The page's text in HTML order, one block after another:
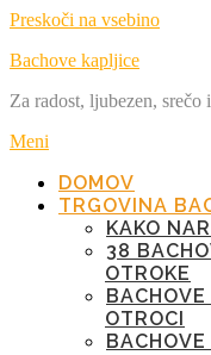
Preskoči na vsebino
Bachove kapljice
Za radost, ljubezen, srečo
Meni
DOMOV
TRGOVINA
KAKO
38
OTROKE
OTROCI